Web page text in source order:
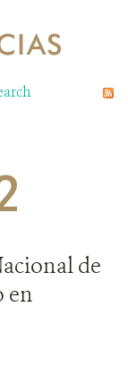
RECLAMOS
de
en